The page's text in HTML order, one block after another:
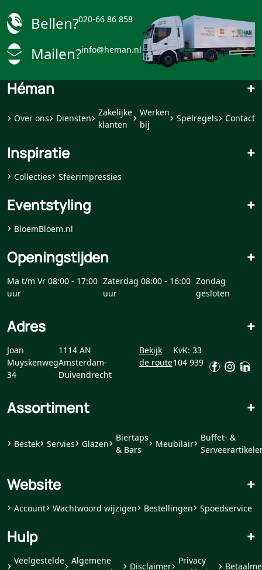
Bellen?020-66 86 858
Mailen?info@heman.nl
Héman +
Over ons Diensten
Zakelijke
klanten
Werken
bij
Spelregels Contact
Inspiratie +
Collecties Sfeerimpressies
Eventstyling +
BloemBloem.nl
Openingstijden +
Ma t/m Vr 08:00 - 17:00
uur
Zaterdag 08:00 - 16:00
uur
Zondag
gesloten
Adres +
Joan
Muyskenweg
34
1114 AN
Amsterdam-
Duivendrecht
Bekijk
de route
KvK: 33
104 939
Assortiment +
Bestek Servies Glazen
Biertaps
& Bars
Meubilair
Buffet- &
Website +
Account Wachtwoord wijzigen Bestellingen Spoedservice
Hulp +
Veelgestelde
Algemene
Disclaimer
Privacy